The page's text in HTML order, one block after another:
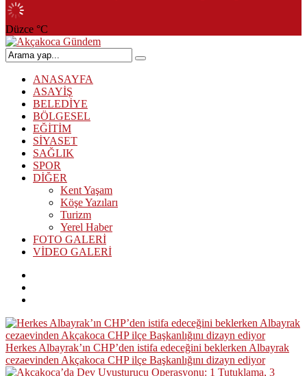
Düzce °C
ANASAYFA
ASAYİŞ
BELEDİYE
BÖLGESEL
EĞİTİM
SİYASET
SAĞLIK
SPOR
DİĞER
Kent Yaşam
Köşe Yazıları
Turizm
Yerel Haber
FOTO GALERİ
VİDEO GALERİ
Herkes Albayrak’ın CHP’den istifa edeceğini beklerken Albayrak
cezaevinden Akçakoca CHP ilçe Başkanlığını dizayn ediyor